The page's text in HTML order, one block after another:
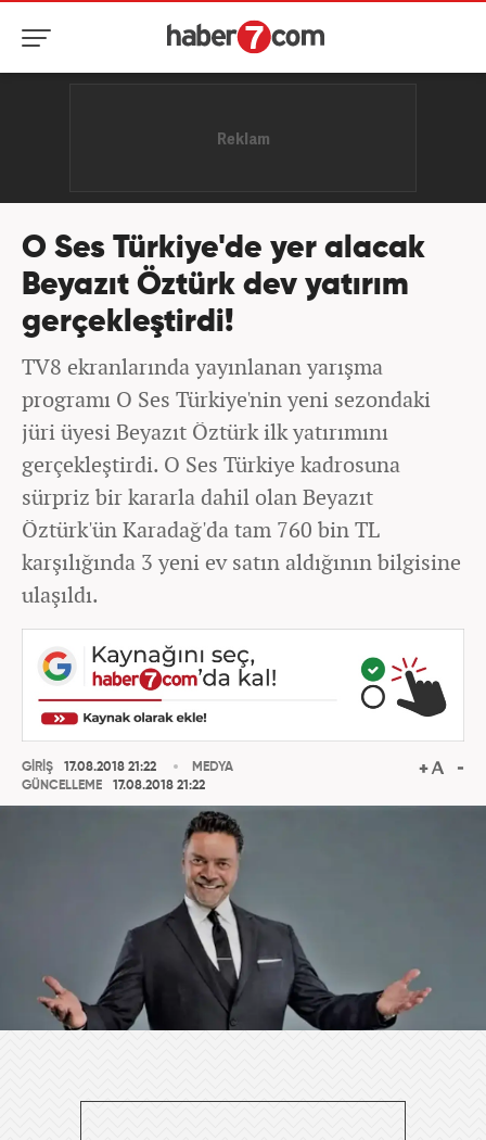
O Ses Türkiye'de yer alacak
Beyazıt Öztürk dev yatırım
gerçekleştirdi!
TV8 ekranlarında yayınlanan yarışma
programı O Ses Türkiye'nin yeni sezondaki
jüri üyesi Beyazıt Öztürk ilk yatırımını
gerçekleştirdi. O Ses Türkiye kadrosuna
sürpriz bir kararla dahil olan Beyazıt
Öztürk'ün Karadağ'da tam 760 bin TL
karşılığında 3 yeni ev satın aldığının bilgisine
ulaşıldı.
GİRİŞ
17.08.2018 21:22
GÜNCELLEME
17.08.2018 21:22
MEDYA